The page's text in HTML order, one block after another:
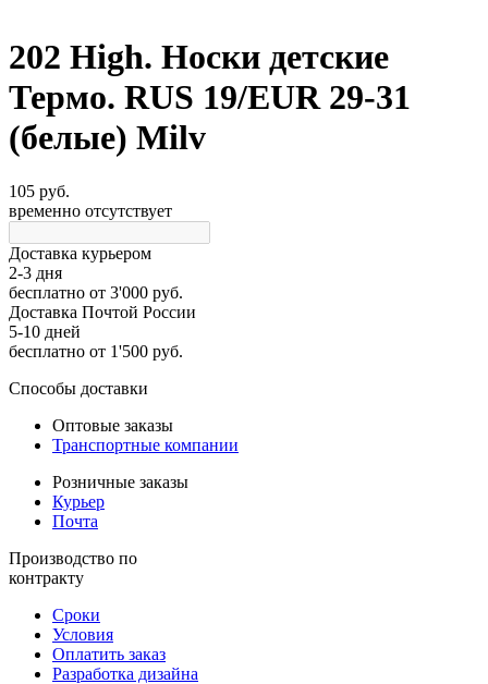
202 High. Носки детские
Термо. RUS 19/EUR 29-31
(белые) Milv
105 руб.
временно отсутствует
Доставка курьером
2-3 дня
бесплатно от 3'000 руб.
Доставка Почтой России
5-10 дней
бесплатно от 1'500 руб.
Способы доставки
Оптовые заказы
Транспортные компании
Розничные заказы
Курьер
Почта
Производство по
контракту
Сроки
Условия
Оплатить заказ
Разработка дизайна